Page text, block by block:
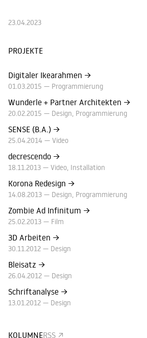
23.04.2023
PROJEKTE
Digitaler Ikearahmen →
01.03.2015 — Programmierung
Wunderle + Partner Architekten →
20.02.2015 — Design Programmierung
SENSE (B.A.) →
25.04.2014 — Video
decrescendo →
18.11.2013 — Video Installation
Korona Redesign →
14.08.2013 — Design Programmierung
Zombie Ad Infinitum →
25.02.2013 — Film
3D Arbeiten →
30.11.2012 — Design
Bleisatz →
26.04.2012 — Design
Schriftanalyse →
13.01.2012 — Design
KOLUMNERSS↑